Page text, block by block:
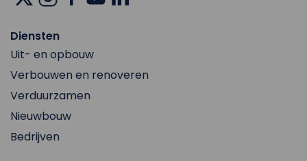
Diensten
Uit- en opbouw
Verbouwen en renoveren
Verduurzamen
Nieuwbouw
Bedrijven